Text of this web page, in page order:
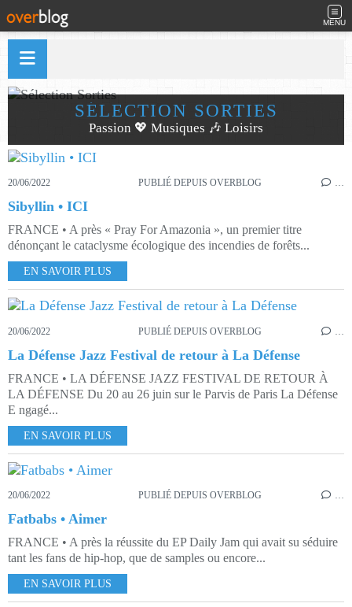
MENU
SÉLECTION SORTIES
Passion 💖 Musiques 🎶 Loisirs
20/06/2022 PUBLIÉ DEPUIS OVERBLOG …
Sibyllin • ICI
FRANCE • A près « Pray For Amazonia », un premier titre
dénonçant le cataclysme écologique des incendies de forêts...
EN SAVOIR PLUS
20/06/2022 PUBLIÉ DEPUIS OVERBLOG
La Défense Jazz Festival de retour à La Défense
FRANCE • LA DÉFENSE JAZZ FESTIVAL DE RETOUR À
LA DÉFENSE Du 20 au 26 juin sur le Parvis de Paris La Défense
E ngagé...
EN SAVOIR PLUS
20/06/2022 PUBLIÉ DEPUIS OVERBLOG …
Fatbabs • Aimer
FRANCE • A près la réussite du EP Daily Jam qui avait su séduire
tant les fans de hip-hop, que de samples ou encore...
EN SAVOIR PLUS